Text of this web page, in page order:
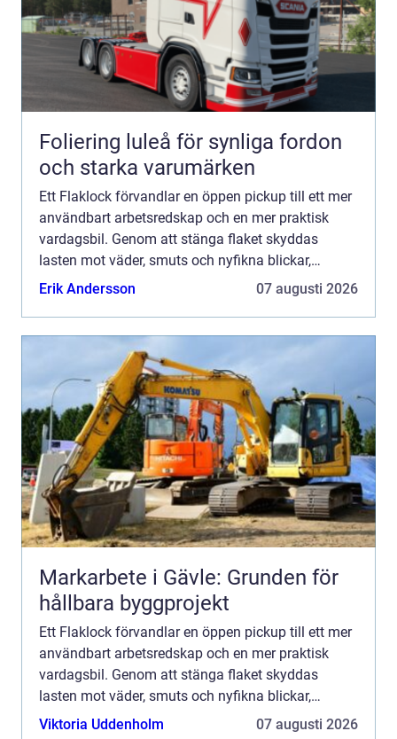
Foliering luleå för synliga fordon
och starka varumärken
Ett Flaklock förvandlar en öppen pickup till ett mer
användbart arbetsredskap och en mer praktisk
vardagsbil. Genom att stänga flaket skyddas
lasten mot väder, smuts och nyfikna blickar,
samtidigt som bilen får ett renare utseende och
Erik Andersson 07 augusti 2026
Markarbete i Gävle: Grunden för
hållbara byggprojekt
Ett Flaklock förvandlar en öppen pickup till ett mer
användbart arbetsredskap och en mer praktisk
vardagsbil. Genom att stänga flaket skyddas
lasten mot väder, smuts och nyfikna blickar,
samtidigt som bilen får ett renare utseende och
Viktoria Uddenholm 07 augusti 2026